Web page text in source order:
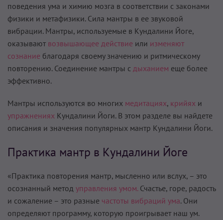
поведения ума и химию мозга в соответствии с законами
физики и метафизики. Сила мантры в ее звуковой
вибрации. Мантры, используемые в Кундалини Йоге,
оказывают возвышающее действие или изменяют
сознание благодаря своему значению и ритмическому
повторению. Соединение мантры с дыханием еще более
эффективно.
Мантры используются во многих медитациях, крийях и
упражнениях Кундалини Йоги. В этом разделе вы найдете
описания и значения популярных мантр Кундалини Йоги.
Практика мантр в Кундалини Йоге
«Практика повторения мантр, мысленно или вслух, – это
осознанный метод управления умом.Счастье, горе, радость
и сожаление – это разные частоты вибраций ума. Они
определяют программу, которую проигрывает наш ум.